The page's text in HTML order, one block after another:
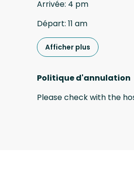
Arrivée: 4 pm
Départ: 11 am
Afficher plus
Politique d'annulation
Please check with the